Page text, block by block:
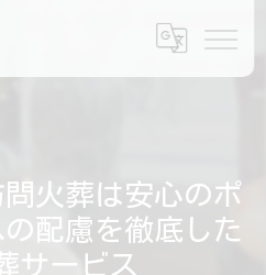
火葬は安心のポ
配慮を徹底した
サービス